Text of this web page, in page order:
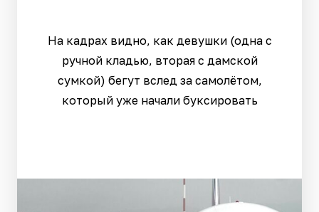
На кадрах видно, как девушки (одна с
ручной кладью, вторая с дамской
сумкой) бегут вслед за самолётом,
который уже начали буксировать